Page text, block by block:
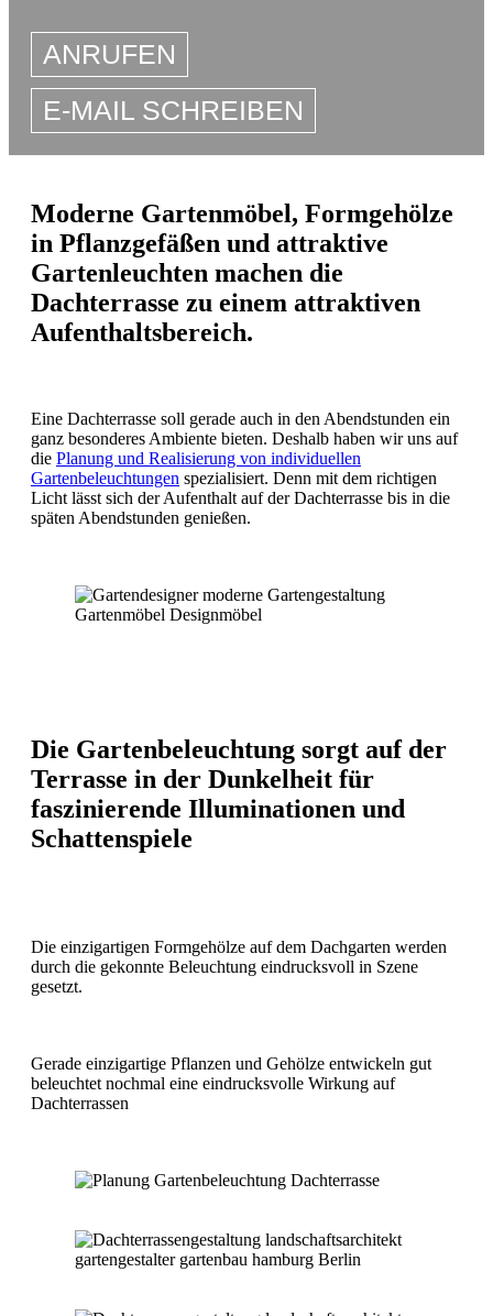
ANRUFEN
E-MAIL SCHREIBEN
Moderne Gartenmöbel, Formgehölze
in Pflanzgefäßen und attraktive
Gartenleuchten machen die
Dachterrasse zu einem attraktiven
Aufenthaltsbereich.
Eine Dachterrasse soll gerade auch in den Abendstunden ein
ganz besonderes Ambiente bieten. Deshalb haben wir uns auf
die Planung und Realisierung von individuellen
Gartenbeleuchtungen spezialisiert. Denn mit dem richtigen
Licht lässt sich der Aufenthalt auf der Dachterrasse bis in die
späten Abendstunden genießen.
Die Gartenbeleuchtung sorgt auf der
Terrasse in der Dunkelheit für
faszinierende Illuminationen und
Schattenspiele
Die einzigartigen Formgehölze auf dem Dachgarten werden
durch die gekonnte Beleuchtung eindrucksvoll in Szene
gesetzt.
Gerade einzigartige Pflanzen und Gehölze entwickeln gut
beleuchtet nochmal eine eindrucksvolle Wirkung auf
Dachterrassen